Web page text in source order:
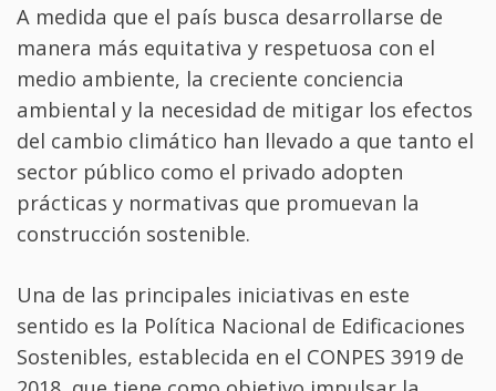
A medida que el país busca desarrollarse de
manera más equitativa y respetuosa con el
medio ambiente, la creciente conciencia
ambiental y la necesidad de mitigar los efectos
del cambio climático han llevado a que tanto el
sector público como el privado adopten
prácticas y normativas que promuevan la
construcción sostenible.
Una de las principales iniciativas en este
sentido es la Política Nacional de Edificaciones
Sostenibles, establecida en el CONPES 3919 de